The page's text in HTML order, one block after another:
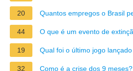
20 Quantos empregos o Brasil
44 O que é um evento de
19 Qual foi o último jogo
32 Como é a crise dos 9 meses?